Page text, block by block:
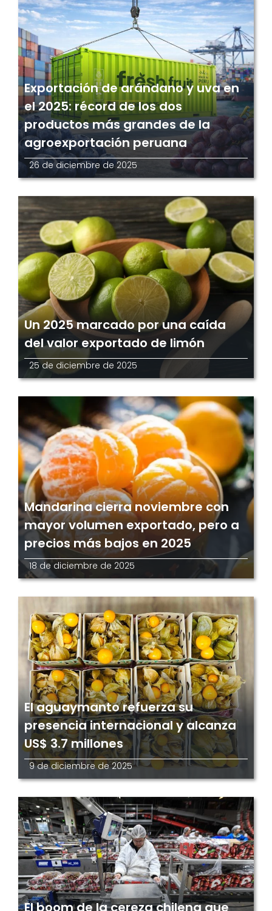
Exportación de arándano y uva en
el 2025: récord de los dos
productos más grandes de la
agroexportación peruana
26 de diciembre de 2025
Un 2025 marcado por una caída
del valor exportado de limón
25 de diciembre de 2025
Mandarina cierra noviembre con
mayor volumen exportado, pero a
precios más bajos en 2025
18 de diciembre de 2025
El aguaymanto refuerza su
presencia internacional y alcanza
US$ 3.7 millones
9 de diciembre de 2025
El boom de la cereza chilena que